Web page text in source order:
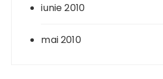
iunie 2010
mai 2010